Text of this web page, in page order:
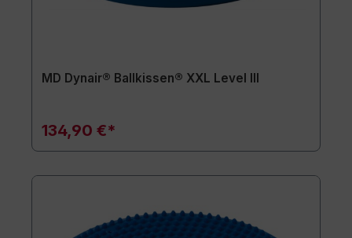
MD Dynair® Ballkissen® XXL Level III
134,90 €*